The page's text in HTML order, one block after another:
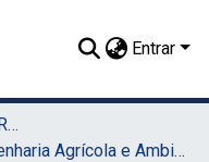
Entrar
01. Universidade Federal Rural de Pernambuco - UFRPE (Sede)
Engenharia Agrícola e Ambiental (Sede)